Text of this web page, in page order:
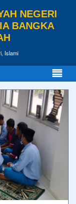
NEGERI
BANGKA
Islami